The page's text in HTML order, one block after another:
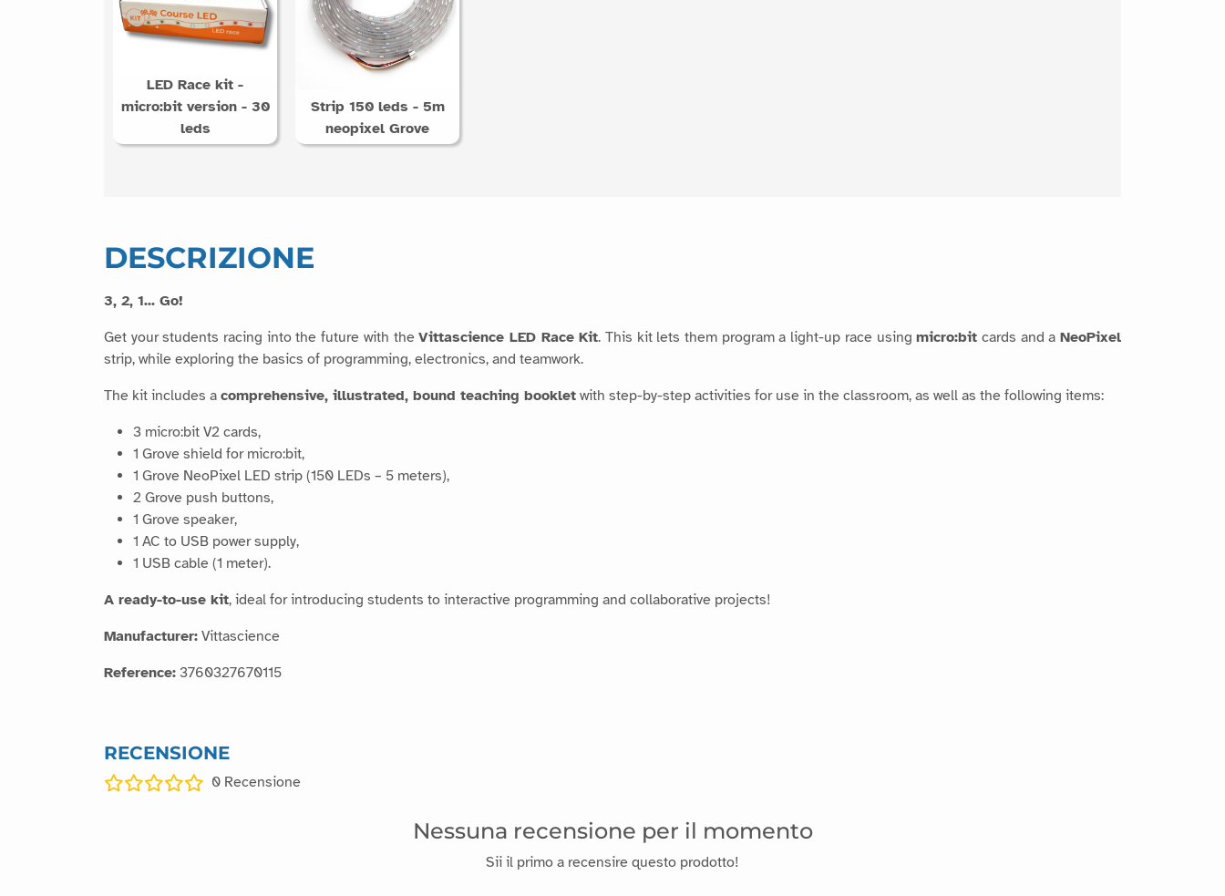
LED Race kit -
micro:bit version - 30
leds
Strip 150 leds - 5m
neopixel Grove
DESCRIZIONE
3, 2, 1... Go!
Get your students racing into the future with theVittascience LED Race Kit. This kit lets them program a light-up race usingmicro:bit cards and aNeoPixel
strip, while exploring the basics of programming, electronics, and teamwork.
The kit includes a comprehensive, illustrated, bound teaching booklet with step-by-step activities for use in the classroom, as well as the following items:
3 micro:bit V2 cards,
1 Grove shield for micro:bit,
1 Grove NeoPixel LED strip (150 LEDs – 5 meters),
2 Grove push buttons,
1 Grove speaker,
1 AC to USB power supply,
1 USB cable (1 meter).
A ready-to-use kit, ideal for introducing students to interactive programming and collaborative projects!
Manufacturer: Vittascience
Reference: 3760327670115
RECENSIONE
0 Recensione
Nessuna recensione per il momento
Sii il primo a recensire questo prodotto!